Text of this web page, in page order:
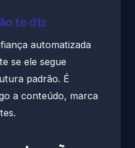
te diz
automatizada
se ele segue
padrão. É
a conteúdo, marca